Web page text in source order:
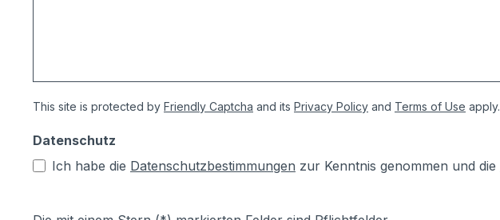
This site is protected by Friendly Captcha and its Privacy Policy and Terms of Use apply.
Datenschutz
Ich habe die Datenschutzbestimmungen zur Kenntnis genommen und die